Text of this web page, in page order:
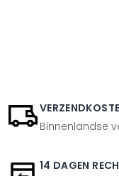
Binnenlandse
14 DAGEN